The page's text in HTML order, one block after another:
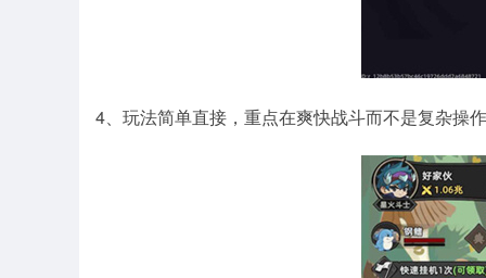
4、玩法简单直接，重点在爽快战斗而不是复杂操